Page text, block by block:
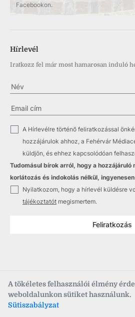
A tökéletes felhasználói élmény
weboldalunkon sütiket használunk.
Sütiszabályzat
Facebookon.
Hírlevél
Iratkozz fel már most hamarosan induló
✓
A Hírlevélre történő feliratkozással
hozzájárulok ahhoz, a Fehérvár
küldjön, és ehhez kapcsolódóan
Tudomásul bírok arról, hogy a
korlátozás és indokolás nélkül,
✓ Nyilatkozom, hogy a hírlevél küldésre
tájékoztatót megismertem.
Feliratkozás
Copyright © 2021–2026 Fehérvár